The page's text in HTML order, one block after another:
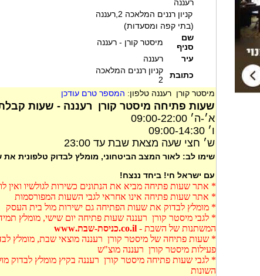
רעננה
קניון רננים המלאכה 2,רעננה
(בתי קפה ומסעדות)
שם
סניף
מיסטר קורן - רעננה
עיר
רעננה
כתובת
קניון רננים המלאכה
2
מיסטר קורן רעננה טלפון: המספר טרם עודכן
שעות פתיחה מיסטר קורן רעננה - שעות
א׳-ה׳ 09:00-22:00
ו׳ 09:00-14:30
ש׳ חצי שעה מצאת שבת עד 23:00
שימו לב: לאור המצב הביטחוני, מומלץ לבדוק טלפונית
עם ישראל חי! ביחד ננצח!
* אתר שעות פתיחה מביא את הנתונים כשירות לגולשיו
* אתר שעות פתיחה אינו אחראי לגבי השעות המפורסמות
* מומלץ לבדוק את שעות הפתיחה גם ישירות מול בית העסק
* לגבי מיסטר קורן רעננה שעות פתיחה יום שישי, מומלץ
המשתנות של השבת -co.il.כניסת-שבת.www
* שעות פתיחה של מיסטר קורן רעננה מוצאי שבת, מומלץ
פעילות מיסטר קורן רעננה מוצ"ש
* לגבי שעות פתיחה מיסטר קורן רעננה בקיץ מומלץ לבדוק
השונות